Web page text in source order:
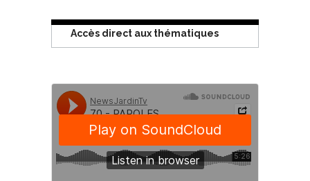
Accès direct aux thématiques